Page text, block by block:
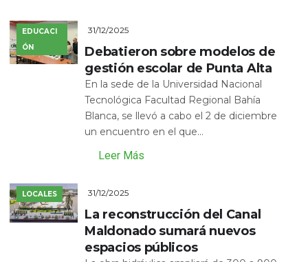
EDUCACI
ÓN
31/12/2025
Debatieron sobre modelos de
gestión escolar de Punta Alta
En la sede de la Universidad Nacional
Tecnológica Facultad Regional Bahía
Blanca, se llevó a cabo el 2 de diciembre
un encuentro en el que...
Leer Más
LOCALES 31/12/2025
La reconstrucción del Canal
Maldonado sumará nuevos
espacios públicos